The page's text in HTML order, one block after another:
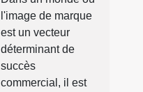
l'image de marque
est un vecteur
déterminant de
succès
commercial, il est